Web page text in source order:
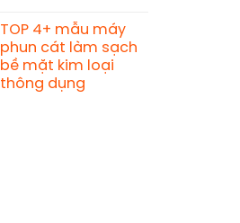
TOP 4+ mẫu máy
phun cát làm sạch
bề mặt kim loại
thông dụng